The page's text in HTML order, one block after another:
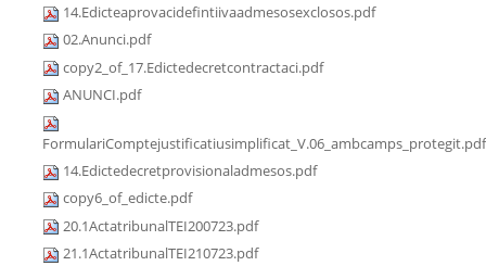
14.Edicteaprovacidefintiivaadmesosexclosos.pdf
02.Anunci.pdf
copy2_of_17.Edictedecretcontractaci.pdf
ANUNCI.pdf
FormulariComptejustificatiusimplificat_V.06_ambcamps_protegit.pdf
14.Edictedecretprovisionaladmesos.pdf
copy6_of_edicte.pdf
20.1ActatribunalTEI200723.pdf
21.1ActatribunalTEI210723.pdf